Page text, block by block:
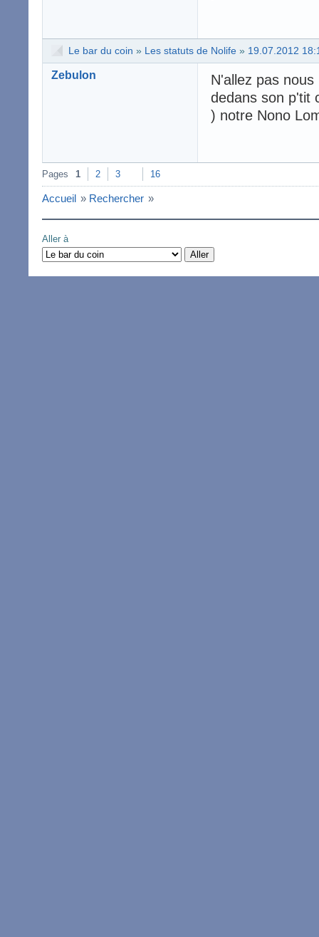
Le bar du coin » Les statuts de Nolife » 19.07.2012
Zebulon
N'allez pas
dedans son p'tit
) notre Nono
Pages 1 2 3 16
Accueil » Rechercher »
Aller à